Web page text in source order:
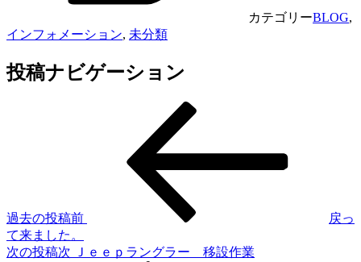
カテゴリーBLOG,
インフォメーション, 未分類
投稿ナビゲーション
過去の投稿前
戻っ
て来ました。
次の投稿次 Ｊｅｅｐラングラー 移設作業